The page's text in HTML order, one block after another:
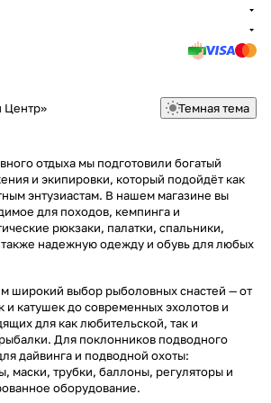
Центр» Темная тема
отдыха мы подготовили богатый
и экипировки, который подойдёт как
энтузиастам. В нашем магазине вы
для походов, кемпинга и
рюкзаки, палатки, спальники,
надежную одежду и обувь для любых
широкий выбор рыболовных снастей — от
и катушек до современных эхолотов и
для как любительской, так и
Для поклонников подводного
дайвинга и подводной охоты:
маски, трубки, баллоны, регуляторы и
оборудование.